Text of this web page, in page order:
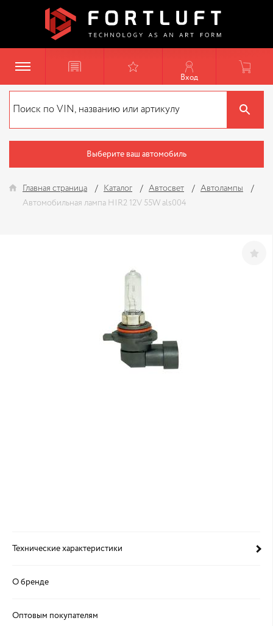
Вход
Выберите ваш автомобиль
Главная страница Каталог Автосвет
Автолампы
Автомобильная лампа HIR2 12V 55W als004
Технические характеристики
О бренде
Оптовым покупателям